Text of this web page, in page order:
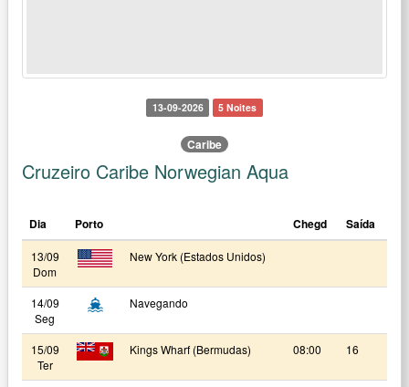
13-09-2026 5 Noites
Caribe
Cruzeiro Caribe Norwegian Aqua
Dia Porto Chegd Saída
13/09
Dom
New York (Estados Unidos)
14/09
Seg
Navegando
15/09
Ter
Kings Wharf (Bermudas) 08:00 16